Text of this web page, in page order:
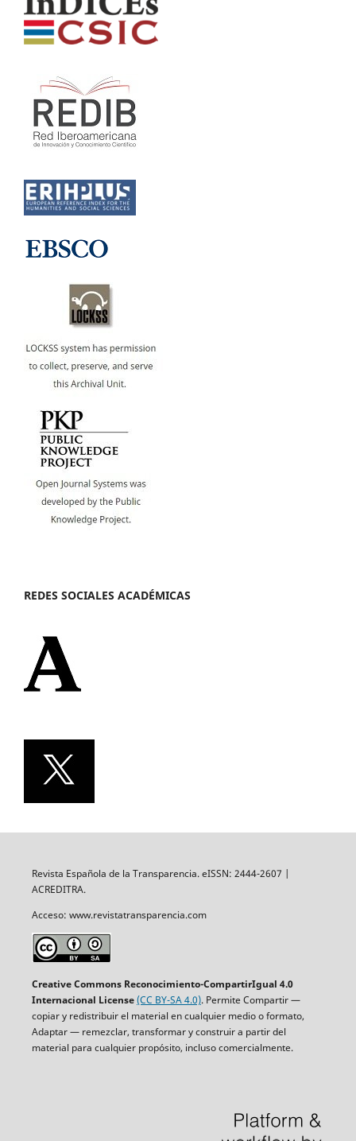
REDES SOCIALES ACADÉMICAS
Revista Española de la Transparencia. eISSN: 2444-2607 |
ACREDITRA.
Acceso: www.revistatransparencia.com
Creative Commons Reconocimiento-CompartirIgual 4.0
Internacional License(CC BY-SA 4.0). Permite Compartir —
copiar y redistribuir el material en cualquier medio o formato,
Adaptar — remezclar, transformar y construir a partir del
material para cualquier propósito, incluso comercialmente.